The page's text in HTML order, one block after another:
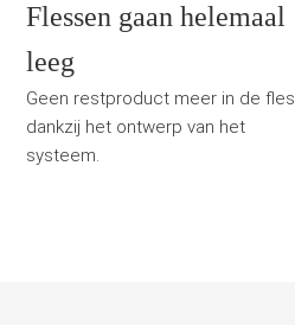
Flessen gaan helemaal
leeg
Geen restproduct meer in de fles
dankzij het ontwerp van het
systeem.